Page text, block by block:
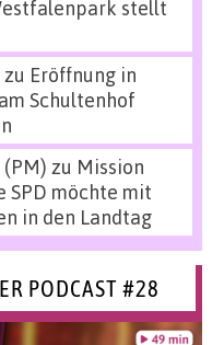
stellt
zu Eröffnung in
Schultenhof
(PM) zu Mission
SPD möchte mit
in den Landtag
PODCAST #28